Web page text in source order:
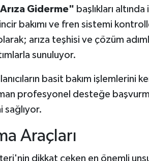
Giderme" başlıkları
bakımı ve fren sistemi
arıza teşhisi ve çözüm
sunuluyor.
basit bakım
profesyonel desteğe
sağlıyor.
Araçları
dikkat çeken en önemli